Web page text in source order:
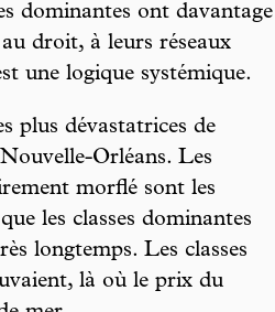
dominantes ont davantage
droit, à leurs réseaux
une logique systémique.
plus dévastatrices de
Orléans. Les
morflé sont les
les classes dominantes
longtemps. Les classes
là où le prix du